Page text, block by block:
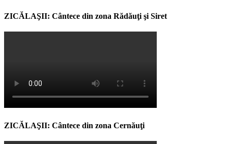
ZICĂLAŞII: Cântece din zona Rădăuţi şi Siret
ZICĂLAŞII: Cântece din zona Cernăuţi